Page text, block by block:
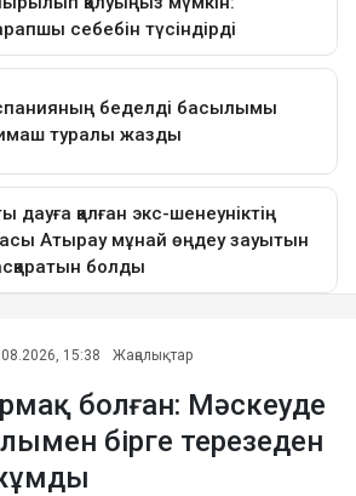
15:38 Жаңалықтар
болған: Мәскеуде
бірге терезеден